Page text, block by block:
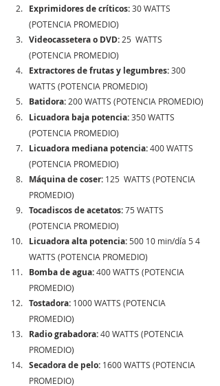
Exprimidores de críticos: 30 WATTS
(POTENCIA PROMEDIO)
Videocassetera o DVD: 25  WATTS
(POTENCIA PROMEDIO)
Extractores de frutas y legumbres: 300
WATTS (POTENCIA PROMEDIO)
Batidora: 200 WATTS (POTENCIA PROMEDIO)
Licuadora baja potencia: 350 WATTS
(POTENCIA PROMEDIO)
Licuadora mediana potencia: 400 WATTS
(POTENCIA PROMEDIO)
Máquina de coser: 125  WATTS (POTENCIA
PROMEDIO)
Tocadiscos de acetatos: 75 WATTS
(POTENCIA PROMEDIO)
Licuadora alta potencia: 500 10 min/día 5 4
WATTS (POTENCIA PROMEDIO)
Bomba de agua: 400 WATTS (POTENCIA
PROMEDIO)
Tostadora: 1000 WATTS (POTENCIA
PROMEDIO)
Radio grabadora: 40 WATTS (POTENCIA
PROMEDIO)
Secadora de pelo: 1600 WATTS (POTENCIA
PROMEDIO)